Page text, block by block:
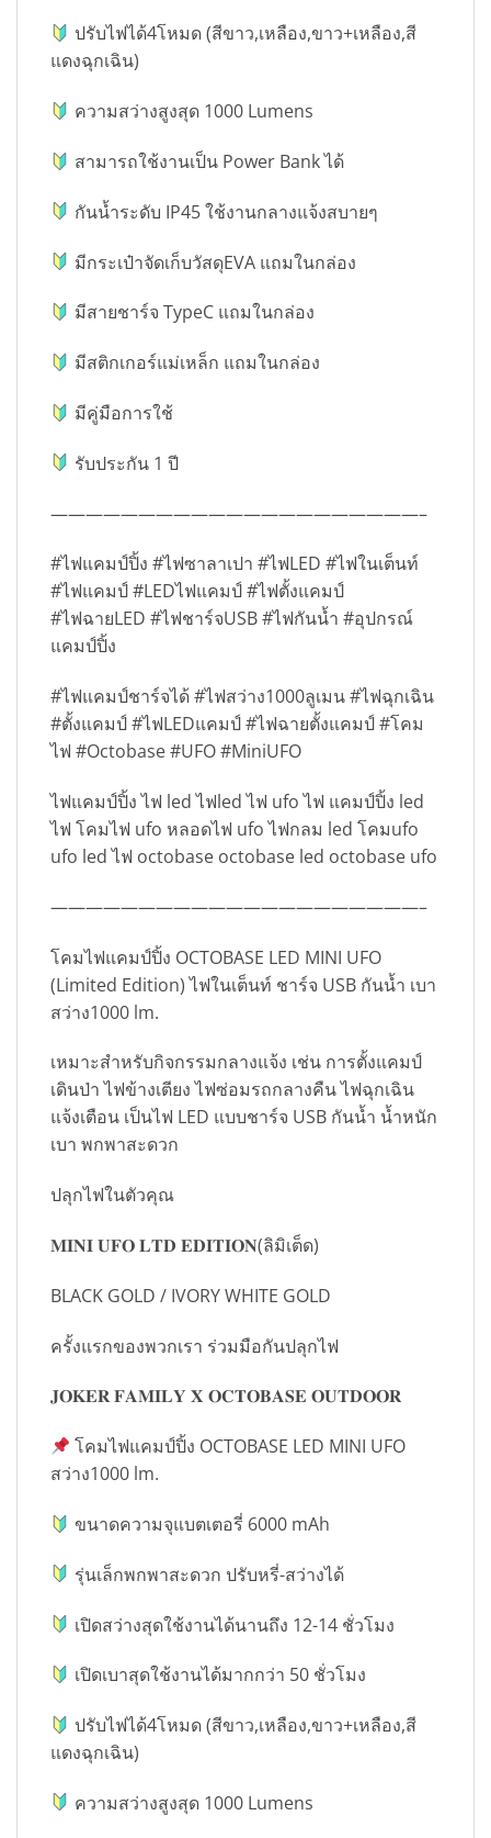
ปรับไฟได้4โหมด (สีขาว,เหลือง,ขาว+เหลือง,สี
แดงฉุกเฉิน)
ความสว่างสูงสุด 1000 Lumens
สามารถใช้งานเป็น Power Bank ได้
กันน้ำระดับ IP45 ใช้งานกลางแจ้งสบายๆ
มีกระเป๋าจัดเก็บวัสดุEVA แถมในกล่อง
มีสายชาร์จ TypeC แถมในกล่อง
มีสติกเกอร์แม่เหล็ก แถมในกล่อง
มีคู่มือการใช้
รับประกัน 1 ปี
—————————————————————–
#ไฟแคมป์ปิ้ง #ไฟซาลาเปา #ไฟLED #ไฟในเต็นท์
#ไฟแคมป์ #LEDไฟแคมป์ #ไฟตั้งแคมป์
#ไฟฉายLED #ไฟชาร์จUSB #ไฟกันน้ำ #อุปกรณ์
แคมป์ปิ้ง
#ไฟแคมป์ชาร์จได้ #ไฟสว่าง1000ลูเมน #ไฟฉุกเฉิน
#ตั้งแคมป์ #ไฟLEDแคมป์ #ไฟฉายตั้งแคมป์ #โคม
ไฟ #Octobase #UFO #MiniUFO
ไฟแคมป์ปิ้ง ไฟ led ไฟled ไฟ ufo ไฟ แคมป์ปิ้ง led
ไฟ โคมไฟ ufo หลอดไฟ ufo ไฟกลม led โคมufo
ufo led ไฟ octobase octobase led octobase ufo
—————————————————————–
โคมไฟแคมป์ปิ้ง OCTOBASE LED MINI UFO
(Limited Edition) ไฟในเต็นท์ ชาร์จ USB กันน้ำ เบา
สว่าง1000 lm.
เหมาะสำหรับกิจกรรมกลางแจ้ง เช่น การตั้งแคมป์
เดินป่า ไฟข้างเตียง ไฟซ่อมรถกลางคืน ไฟฉุกเฉิน
แจ้งเตือน เป็นไฟ LED แบบชาร์จ USB กันน้ำ น้ำหนัก
เบา พกพาสะดวก
ปลุกไฟในตัวคุณ
𝐌𝐈𝐍𝐈 𝐔𝐅𝐎 𝐋𝐓𝐃 𝐄𝐃𝐈𝐓𝐈𝐎𝐍(ลิมิเต็ด)
BLACK GOLD / IVORY WHITE GOLD
ครั้งแรกของพวกเรา ร่วมมือกันปลุกไฟ
𝐉𝐎𝐊𝐄𝐑 𝐅𝐀𝐌𝐈𝐋𝐘 𝐗 𝐎𝐂𝐓𝐎𝐁𝐀𝐒𝐄 𝐎𝐔𝐓𝐃𝐎𝐎𝐑
โคมไฟแคมป์ปิ้ง OCTOBASE LED MINI UFO
สว่าง1000 lm.
ขนาดความจุแบตเตอรี่ 6000 mAh
รุ่นเล็กพกพาสะดวก ปรับหรี่-สว่างได้
เปิดสว่างสุดใช้งานได้นานถึง 12-14 ชั่วโมง
เปิดเบาสุดใช้งานได้มากกว่า 50 ชั่วโมง
ปรับไฟได้4โหมด (สีขาว,เหลือง,ขาว+เหลือง,สี
แดงฉุกเฉิน)
ความสว่างสูงสุด 1000 Lumens